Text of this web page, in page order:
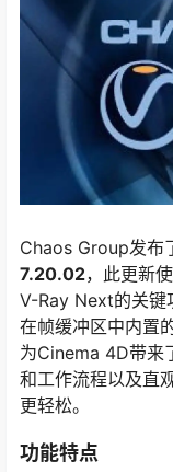
Chaos Group发布
7.20.02，此更新
V-Ray Next的关键
在帧缓冲区中内置
为Cinema 4D带来
和工作流程以及直
更轻松。
功能特点